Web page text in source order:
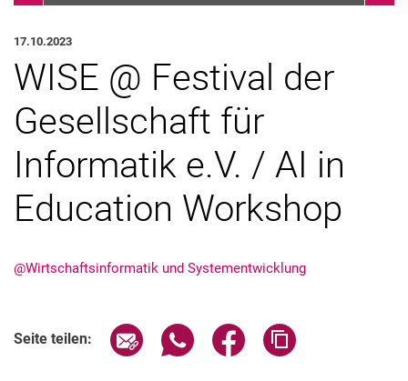
Aktuelles
17.10.2023
WISE @ Festival der
Gesellschaft für
Informatik e.V. / AI in
Education Workshop
@Wirtschaftsinformatik und Systementwicklung
Seite teilen: Seite über E-Mail teilen
Seite über WhatsApp teilen
Seite über Facebook